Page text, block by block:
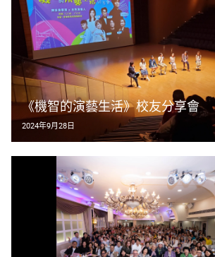
《機智的演藝生活》校友分享會
2024年9月28日